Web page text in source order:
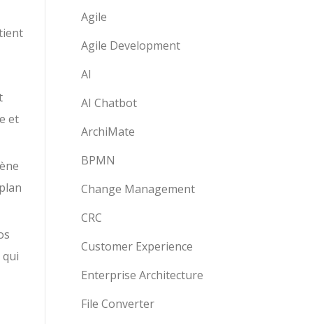
et
Agile
Agile Development
AI
AI Chatbot
ArchiMate
BPMN
Change Management
CRC
Customer Experience
Enterprise Architecture
File Converter